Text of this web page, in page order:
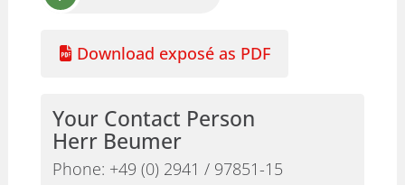
Download exposé as PDF
Your Contact Person
Herr Beumer
Phone: +49 (0) 2941 / 97851-15